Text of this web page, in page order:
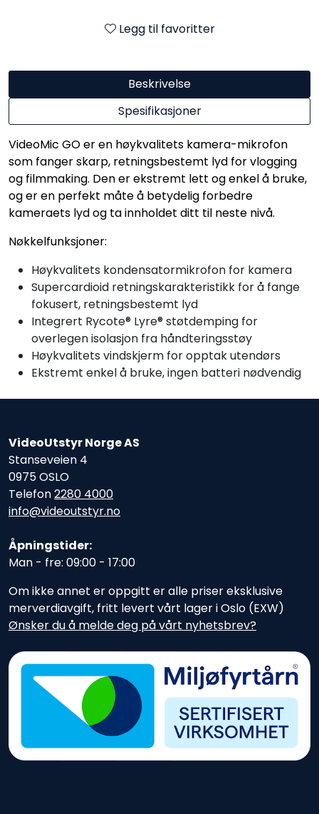
Legg til favoritter
Beskrivelse
Spesifikasjoner
VideoMic GO er en høykvalitets kamera-mikrofon
som fanger skarp, retningsbestemt lyd for vlogging
og filmmaking. Den er ekstremt lett og enkel å bruke,
og er en perfekt måte å betydelig forbedre
kameraets lyd og ta innholdet ditt til neste nivå.
Nøkkelfunksjoner:
Høykvalitets kondensatormikrofon for kamera
Supercardioid retningskarakteristikk for å fange
fokusert, retningsbestemt lyd
Integrert Rycote® Lyre® støtdemping for
overlegen isolasjon fra håndteringsstøy
Høykvalitets vindskjerm for opptak utendørs
Ekstremt enkel å bruke, ingen batteri nødvendig
VideoUtstyr Norge AS
Stanseveien 4
0975 OSLO
Telefon2280 4000
info@videoutstyr.no
Åpningstider:
Man - fre: 09:00 - 17:00
Om ikke annet er oppgitt er alle priser eksklusive
merverdiavgift, fritt levert vårt lager i Oslo (EXW)
Ønsker du å melde deg på vårt nyhetsbrev?